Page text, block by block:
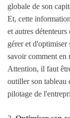
globale de son
Et, cette
et autres
gérer et
savoir comment en
Attention, il faut
outiller son tableau
pilotage de